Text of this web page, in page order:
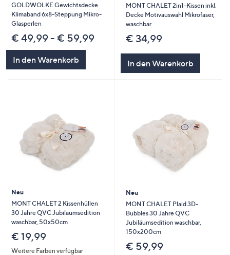
GOLDWOLKE Gewichtsdecke
Klimaband 6x8-Steppung Mikro-
Glasperlen
€ 49,99 - € 59,99
In den Warenkorb
MONT CHALET 2in1-Kissen inkl.
Decke Motivauswahl Mikrofaser,
waschbar
€ 34,99
In den Warenkorb
Neu
MONT CHALET 2 Kissenhüllen
30 Jahre QVC Jubiläumsedition
waschbar, 50x50cm
€ 19,99
Weitere Farben verfügbar
Neu
MONT CHALET Plaid 3D-
Bubbles 30 Jahre QVC
Jubiläumsedition waschbar,
150x200cm
€ 59,99